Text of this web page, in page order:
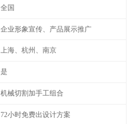
全国
企业形象宣传、产品展示推广
上海、杭州、南京
是
机械切割加手工组合
72小时免费出设计方案